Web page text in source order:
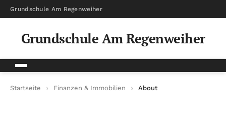
Grundschule Am Regenweiher
Grundschule Am Regenweiher
Startseite Finanzen & Immobilien About